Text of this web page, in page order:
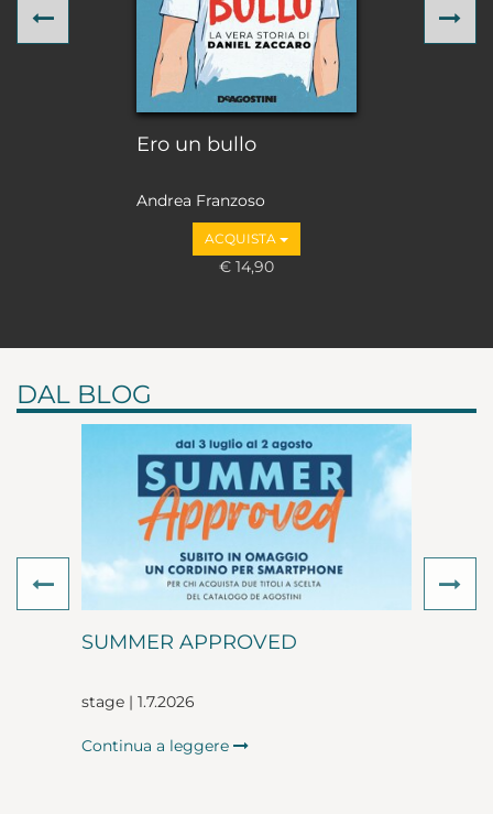
Ero un bullo
Andrea Franzoso
ACQUISTA
€ 14,90
Previous
DAL BLOG
SUMMER APPROVED
stage | 1.7.2026
Continua a leggere
Previous